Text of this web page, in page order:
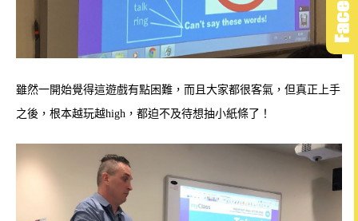
雖然一開始覺得這遊戲有點困難，而且大家都很客氣，但真正上手
之後，根本越玩越high，都迫不及待想抽小紙條了！